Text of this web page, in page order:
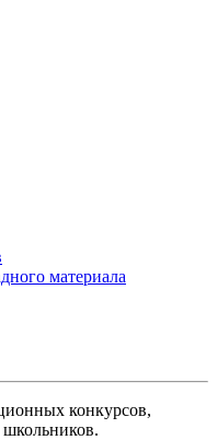
материала
конкурсов,